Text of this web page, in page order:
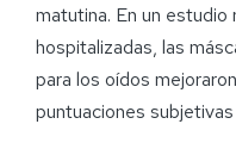
matutina. En un estudio
hospitalizadas, las
para los oídos
puntuaciones